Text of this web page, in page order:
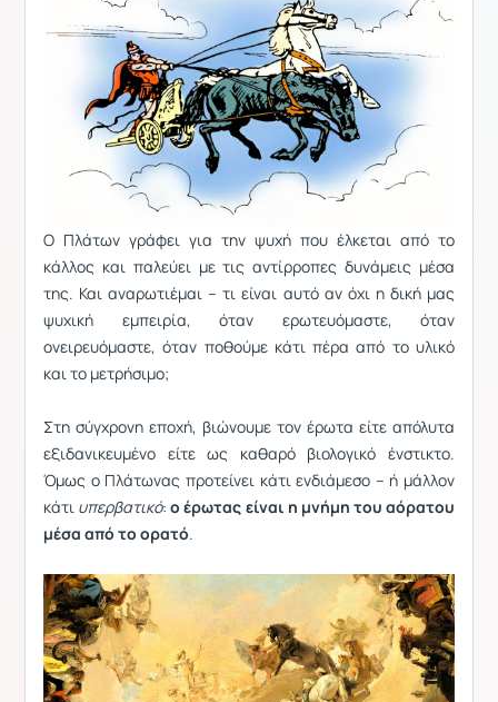
Ο Πλάτων γράφει για την ψυχή που έλκεται από το
κάλλος και παλεύει με τις αντίρροπες δυνάμεις μέσα
της. Και αναρωτιέμαι – τι είναι αυτό αν όχι η δική μας
ψυχική εμπειρία, όταν ερωτευόμαστε, όταν
ονειρευόμαστε, όταν ποθούμε κάτι πέρα από το υλικό
και το μετρήσιμο;
Στη σύγχρονη εποχή, βιώνουμε τον έρωτα είτε απόλυτα
εξιδανικευμένο είτε ως καθαρό βιολογικό ένστικτο.
Όμως ο Πλάτωνας προτείνει κάτι ενδιάμεσο – ή μάλλον
κάτι υπερβατικό:ο έρωτας είναι η μνήμη του αόρατου
μέσα από το ορατό.